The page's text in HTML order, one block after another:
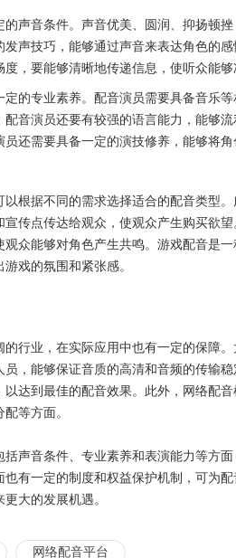
声音条件。声音优美、圆润、抑扬顿
声技巧，能够通过声音来表达角色的
，要能够清晰地传递信息，使听众能够
的专业素养。配音演员需要具备音乐
音演员还要有较强的语言能力，能够
还需要具备一定的演技修养，能够将
根据不同的需求选择适合的配音类型
传点传达给观众，使观众产生购买欲
众能够对角色产生共鸣。游戏配音是
戏的氛围和紧张感。
行业，在实际应用中也有一定的保障
，能够保证音质的高清和音频的传输
达到最佳的配音效果。此外，网络配
等方面。
声音条件、专业素养和表演能力等方
有一定的制度和权益保护机制，可为
大的发展机遇。
网络配音平台